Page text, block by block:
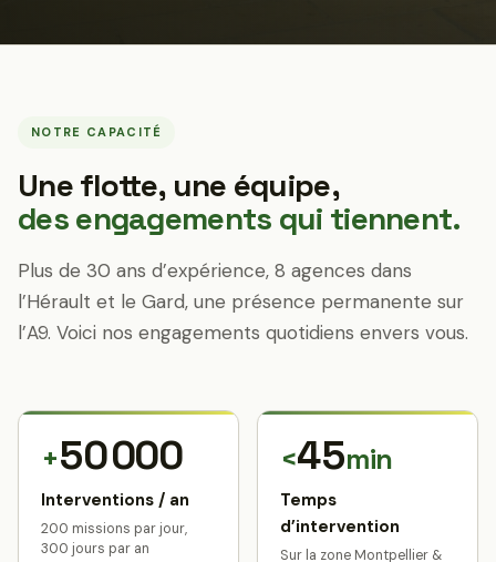
NOTRE CAPACITÉ
Une flotte, une équipe,
des engagements qui tiennent.
Plus de 30 ans d’expérience, 8 agences dans
l’Hérault et le Gard, une présence permanente sur
l’A9. Voici nos engagements quotidiens envers vous.
+50 000
Interventions / an
200 missions par jour,
300 jours par an
<45min
Temps
d’intervention
Sur la zone Montpellier &